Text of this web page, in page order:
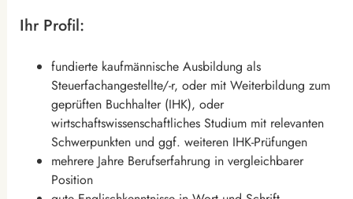
Ihr Profil:
fundierte kaufmännische Ausbildung als
Steuerfachangestellte/-r, oder mit Weiterbildung zum
geprüften Buchhalter (IHK), oder
wirtschaftswissenschaftliches Studium mit relevanten
Schwerpunkten und ggf. weiteren IHK-Prüfungen
mehrere Jahre Berufserfahrung in vergleichbarer
Position